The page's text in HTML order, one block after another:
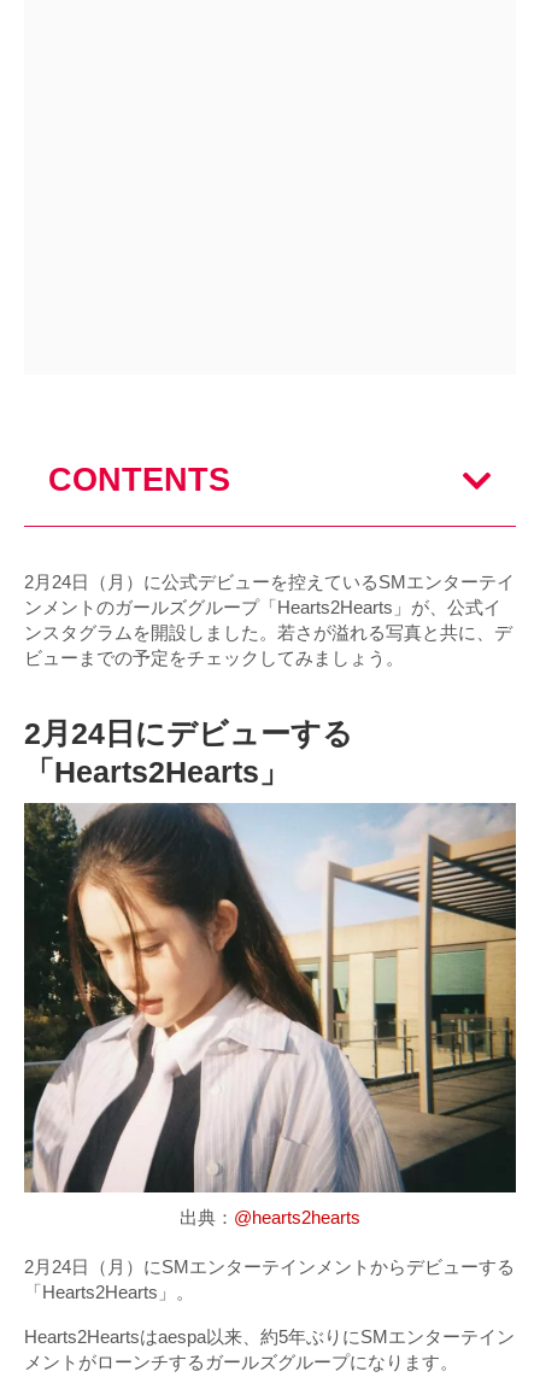
CONTENTS
2月24日（月）に公式デビューを控えているSMエンターテイ
ンメントのガールズグループ「Hearts2Hearts」が、公式イ
ンスタグラムを開設しました。若さが溢れる写真と共に、デ
ビューまでの予定をチェックしてみましょう。
2月24日にデビューする
「Hearts2Hearts」
出典： @hearts2hearts
2月24日（月）にSMエンターテインメントからデビューする
「Hearts2Hearts」。
Hearts2Heartsはaespa以来、約5年ぶりにSMエンターテイン
メントがローンチするガールズグループになります。